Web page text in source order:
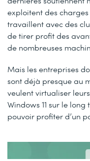
exploitent des
travaillent avec des
de tirer profit des
de nombreuses
Mais les entreprises
sont déjà presque au
veulent virtualiser
Windows 11 sur le
pouvoir profiter d’un